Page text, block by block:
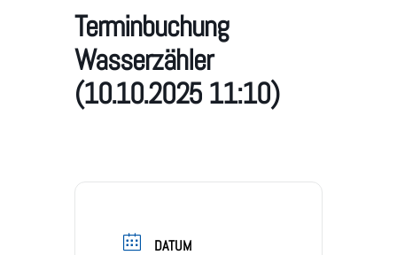
Terminbuchung
Wasserzähler
(10.10.2025 11:10)
DATUM